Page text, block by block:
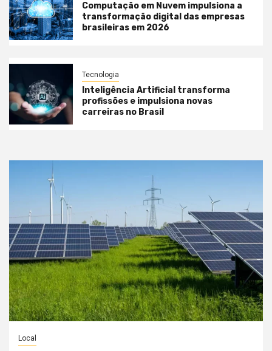
Computação em Nuvem impulsiona a
transformação digital das empresas
brasileiras em 2026
Tecnologia
Inteligência Artificial transforma
profissões e impulsiona novas
carreiras no Brasil
Local